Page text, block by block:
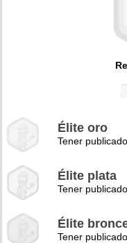
Élite oro
Tener
Élite plata
Tener
Élite
Tener